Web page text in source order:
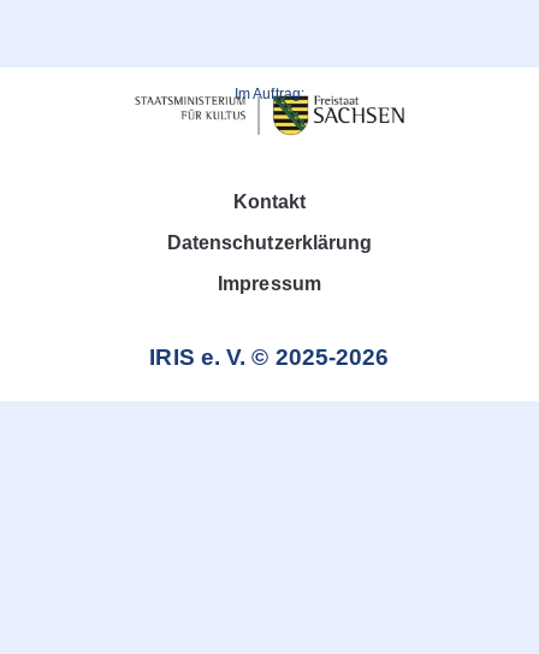
Im Auftrag:
Kontakt
Datenschutzerklärung
Impressum
IRIS e. V. © 2025-2026